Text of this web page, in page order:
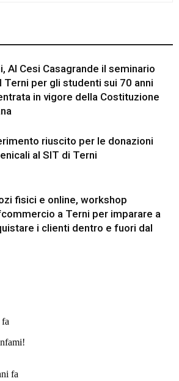
Al Cesi Casagrande il seminario
Terni per gli studenti sui 70 anni
in vigore della Costituzione
riuscito per le donazioni
al SIT di Terni
fisici e online, workshop
a Terni per imparare a
i clienti dentro e fuori dal